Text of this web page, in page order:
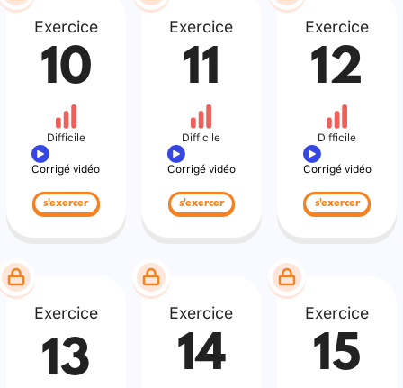
Exercice
10
Difficile
Corrigé vidéo
s'exercer
Exercice
11
Difficile
Corrigé vidéo
s'exercer
Exercice
12
Difficile
Corrigé vidéo
s'exercer
Exercice
13
Exercice
14
Exercice
15